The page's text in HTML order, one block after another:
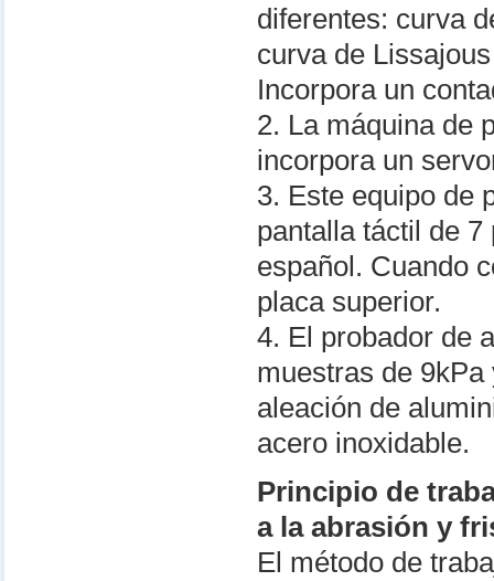
diferentes: curva
curva de
Incorpora un
2. La máquina de
incorpora un
3. Este equipo de
pantalla táctil de
español. Cuando
placa superior.
4. El probador de
muestras de
aleación de
acero inoxidable.
Principio de
a la abrasión y
El método de